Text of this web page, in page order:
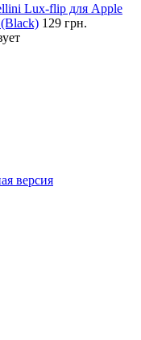
Lux-flip для Apple
129 грн.
версия